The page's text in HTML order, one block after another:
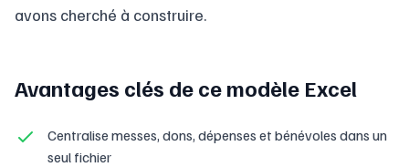
avons cherché à construire.
Avantages clés de ce modèle Excel
Centralise messes, dons, dépenses et bénévoles dans un
seul fichier